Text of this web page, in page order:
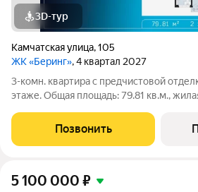
3D-тур
Камчатская улица,105
ЖК «Беринг», 4 квартал 2027
3-комн. квартира с предчистовой
этаже. Общая площадь: 79.81 кв.м.,
очень светлая, без проходных комнат,
для
Позвонить
5 100 000 ₽